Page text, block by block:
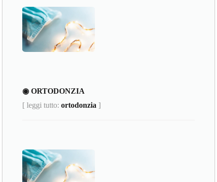
◉ ORTODONZIA
[ leggi tutto:ortodonzia ]